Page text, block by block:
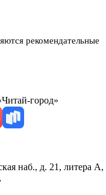
рекомендательные
город»
наб., д. 21, литера А,
,